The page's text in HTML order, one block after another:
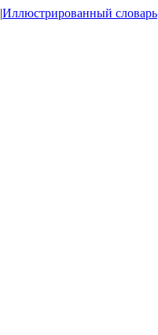
|Иллюстрированный словарь